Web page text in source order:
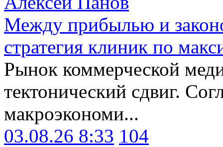
Между прибылью и
стратегия клиник по
Рынок коммерческой
тектонический сдвиг.
макроэкономи...
03.08.26 8:33 104